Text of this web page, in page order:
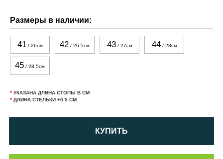
Размеры в наличии:
41/ 26см 42 / 26.5см 43/ 27см 44/ 28см
45 / 28,5см
* УКАЗАНА ДЛИНА СТОПЫ В СМ
* ДЛИНА СТЕЛЬКИ +0.5 СМ
КУПИТЬ